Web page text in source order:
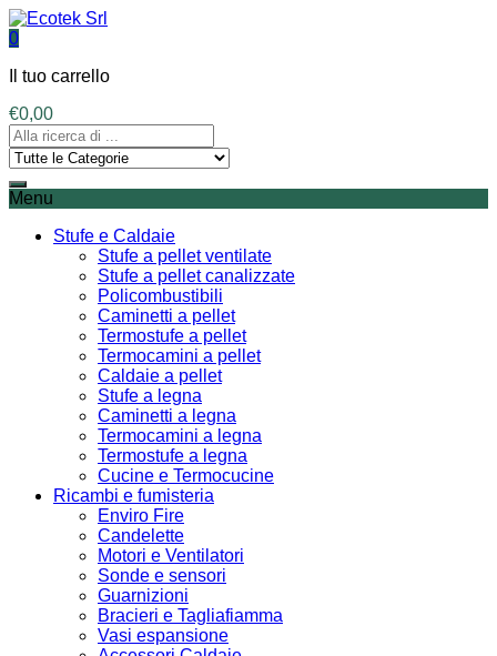
0
Il tuo carrello
€0,00
Menu
Stufe e Caldaie
Stufe a pellet ventilate
Stufe a pellet canalizzate
Policombustibili
Caminetti a pellet
Termostufe a pellet
Termocamini a pellet
Caldaie a pellet
Stufe a legna
Caminetti a legna
Termocamini a legna
Termostufe a legna
Cucine e Termocucine
Ricambi e fumisteria
Enviro Fire
Candelette
Motori e Ventilatori
Sonde e sensori
Guarnizioni
Bracieri e Tagliafiamma
Vasi espansione